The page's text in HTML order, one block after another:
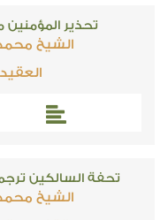
تحذير المؤمنين
الشيخ
تحفة السالكين
الشيخ